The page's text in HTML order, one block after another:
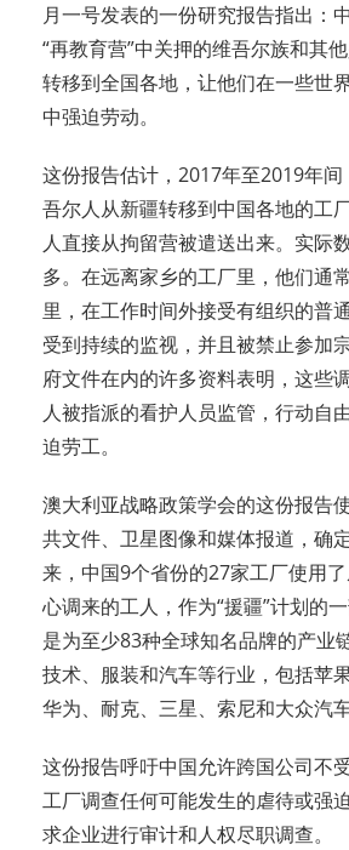
月一号发表的一份研究报告指出：
“再教育营”中关押的维吾尔族和其
转移到全国各地，让他们在一些世
中强迫劳动。
这份报告估计，2017年至2019年
吾尔人从新疆转移到中国各地的工
人直接从拘留营被遣送出来。实际
多。在远离家乡的工厂里，他们通
里，在工作时间外接受有组织的普
受到持续的监视，并且被禁止参加
府文件在内的许多资料表明，这些
人被指派的看护人员监管，行动自
迫劳工。
澳大利亚战略政策学会的这份报告
共文件、卫星图像和媒体报道，确
来，中国9个省份的27家工厂使用
心调来的工人，作为“援疆”计划的
是为至少83种全球知名品牌的产业
技术、服装和汽车等行业，包括苹
华为、耐克、三星、索尼和大众汽车
这份报告呼吁中国允许跨国公司不
工厂调查任何可能发生的虐待或强
求企业进行审计和人权尽职调查。